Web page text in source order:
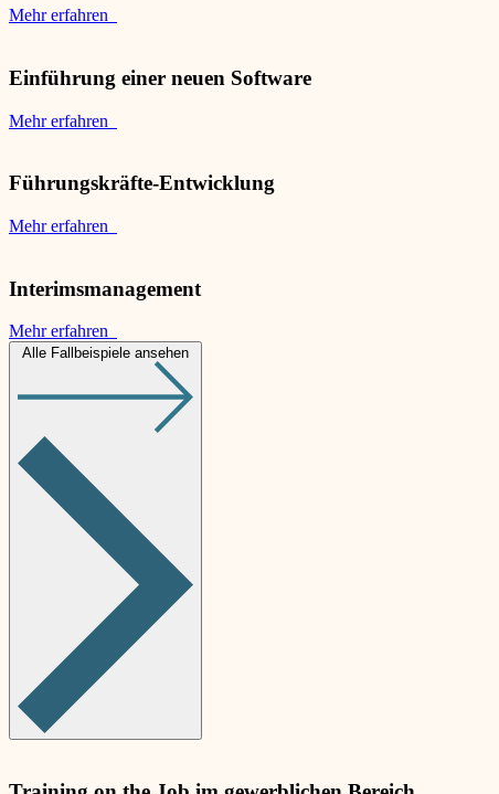
Mehr erfahren
Einführung einer neuen Software
Mehr erfahren
Führungskräfte-Entwicklung
Mehr erfahren
Interimsmanagement
Mehr erfahren
Alle Fallbeispiele ansehen